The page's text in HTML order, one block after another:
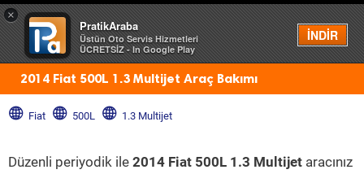
×
PratikAraba
Üstün Oto Servis Hizmetleri
ÜCRETSİZ - In Google Play
İNDİR
Menü
2014 Fiat 500L 1.3 Multijet Araç Bakımı
Fiat 500L 1.3 Multijet
Düzenli periyodik ile 2014 Fiat 500L 1.3 Multijet aracınız